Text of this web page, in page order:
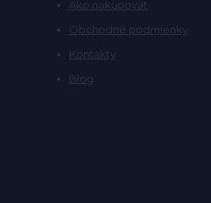
Ako nakupovať
Obchodné podmienky
Kontakty
Blog